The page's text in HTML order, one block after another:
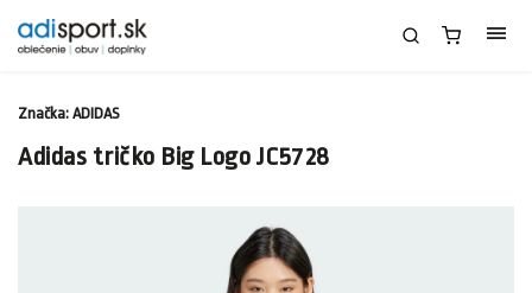
Adidas tričko Big Logo JC5728
Značka: ADIDAS